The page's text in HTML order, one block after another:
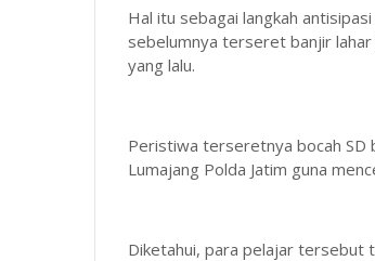
Hal itu sebagai langkah
sebelumnya terseret banjir
yang lalu.
Peristiwa terseretnya bocah SD
Lumajang Polda Jatim guna
Diketahui, para pelajar tersebut